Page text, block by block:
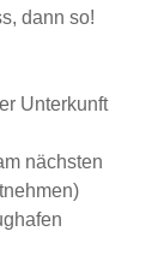
dann so!
Unterkunft
nächsten